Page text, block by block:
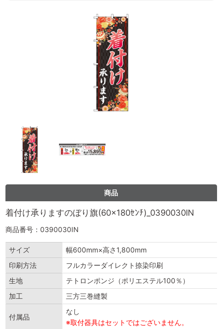
商品
着付け承りますのぼり旗(60×180ｾﾝﾁ)_0390030IN
商品番号：0390030IN
サイズ
幅600mm×高さ1,800mm
印刷方法
フルカラーダイレクト捺染印刷
生地
テトロンポンジ（ポリエステル100％）
加工
三方三巻縫製
付属品
なし
※取付器具はセットではございません。